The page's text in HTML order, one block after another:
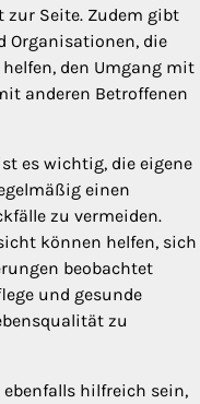
zur Seite. Zudem gibt
Organisationen, die
den Umgang mit
anderen Betroffenen
es wichtig, die eigene
einen
zu vermeiden.
können helfen, sich
beobachtet
und gesunde
zu
hilfreich sein,